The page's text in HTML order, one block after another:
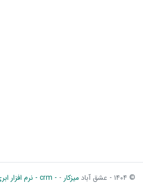
© ۱۴۰۴ - عشق آباد میزکار - - crm - نرم افزار ابری مدیریت کسب و کار